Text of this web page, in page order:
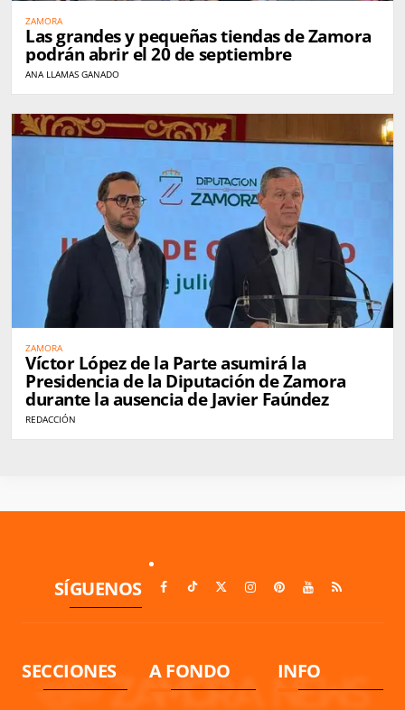
ZAMORA
Las grandes y pequeñas tiendas de Zamora
podrán abrir el 20 de septiembre
ANA LLAMAS GANADO
ZAMORA
Víctor López de la Parte asumirá la
Presidencia de la Diputación de Zamora
durante la ausencia de Javier Faúndez
REDACCIÓN
SÍGUENOS
SECCIONES A FONDO INFO